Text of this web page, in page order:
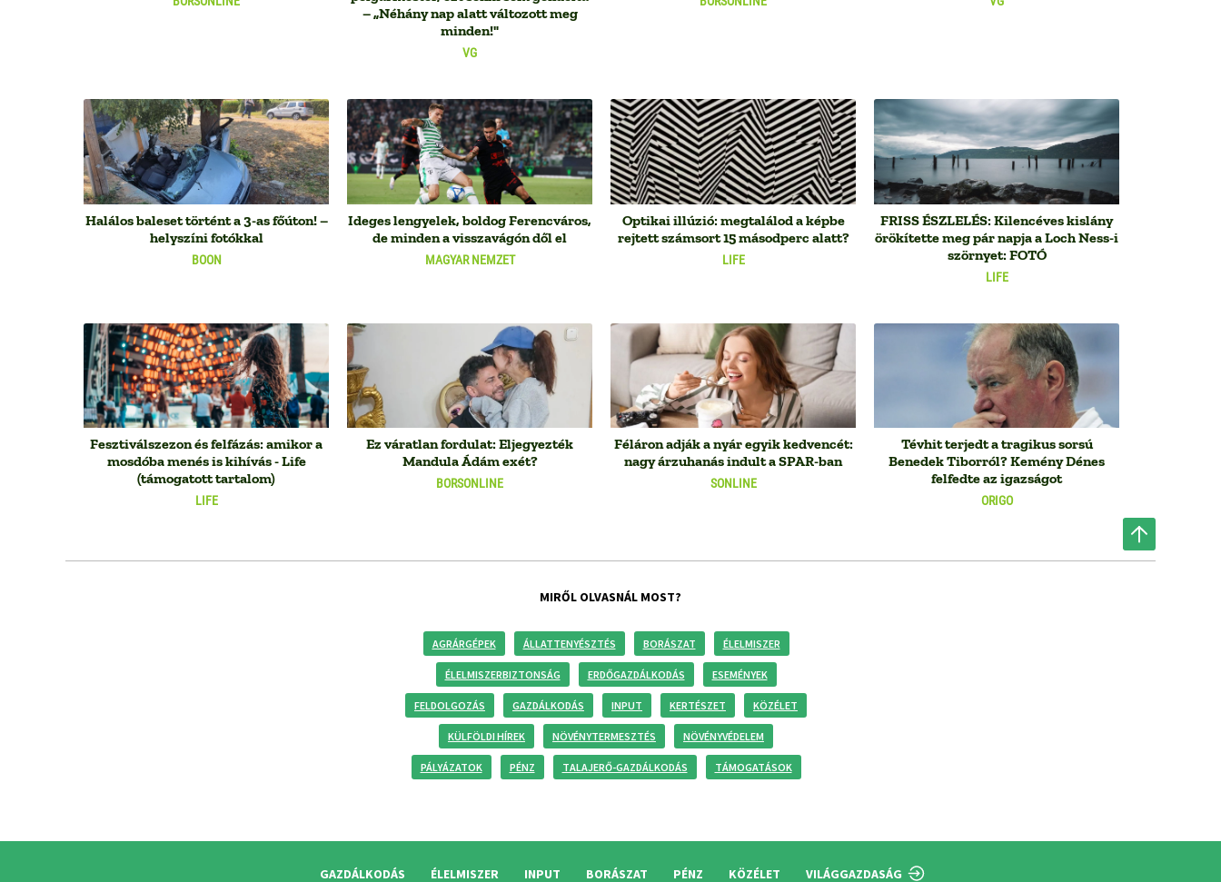
VG
– „Néhány nap alatt változott meg
minden!"
BOON
Halálos baleset történt a 3-as főúton! –
helyszíni fotókkal
MAGYAR NEMZET
Ideges lengyelek, boldog Ferencváros,
de minden a visszavágón dől el
LIFE
Optikai illúzió: megtalálod a képbe
rejtett számsort 15 másodperc alatt?
LIFE
FRISS ÉSZLELÉS: Kilencéves kislány
örökítette meg pár napja a Loch Ness-i
szörnyet: FOTÓ
LIFE
Fesztiválszezon és felfázás: amikor a
mosdóba menés is kihívás - Life
(támogatott tartalom)
BORSONLINE
Ez váratlan fordulat: Eljegyezték
Mandula Ádám exét?
SONLINE
Féláron adják a nyár egyik kedvencét:
nagy árzuhanás indult a SPAR-ban
ORIGO
Tévhit terjedt a tragikus sorsú
Benedek Tiborról? Kemény Dénes
felfedte az igazságot
MIRŐL OLVASNÁL MOST?
AGRÁRGÉPEK ÁLLATTENYÉSZTÉS BORÁSZAT ÉLELMISZER
ÉLELMISZERBIZTONSÁG ERDŐGAZDÁLKODÁS ESEMÉNYEK
FELDOLGOZÁS GAZDÁLKODÁS INPUT KERTÉSZET KÖZÉLET
KÜLFÖLDI HÍREK NÖVÉNYTERMESZTÉS NÖVÉNYVÉDELEM
PÁLYÁZATOK PÉNZ TALAJERŐ-GAZDÁLKODÁS TÁMOGATÁSOK
GAZDÁLKODÁS ÉLELMISZER INPUT BORÁSZAT PÉNZ KÖZÉLET VILÁGGAZDASÁG